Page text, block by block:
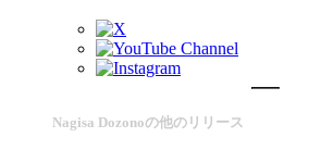
Nagisa Dozonoの他のリリース